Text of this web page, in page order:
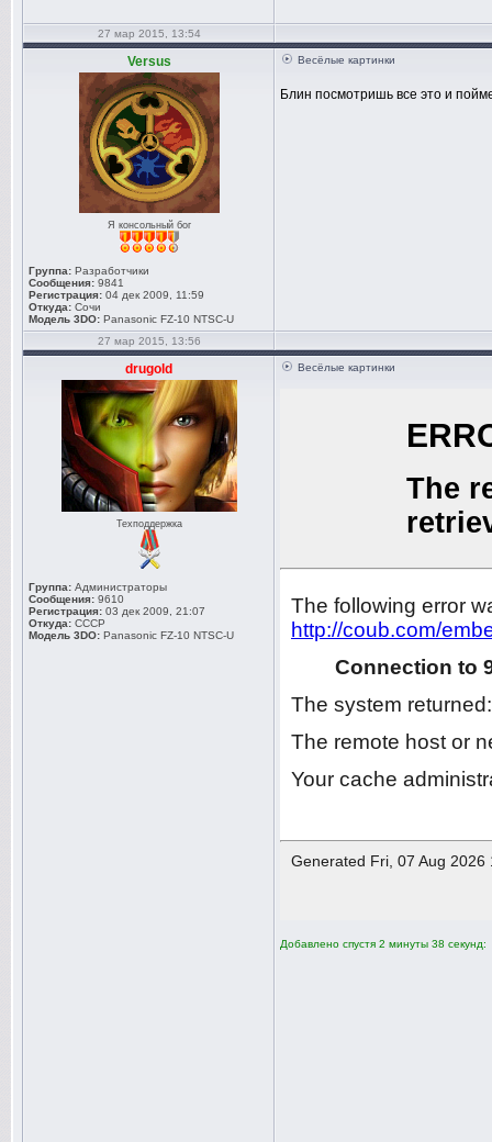
27 мар 2015, 13:54
Versus
Я консольный бог
Группа: Разработчики
Сообщения: 9841
Регистрация: 04 дек 2009, 11:59
Откуда: Сочи
Модель 3DO: Panasonic FZ-10 NTSC-U
Весёлые картинки
Блин посмотришь все это и
27 мар 2015, 13:56
drugold
Техподдержка
Группа: Администраторы
Сообщения: 9610
Регистрация: 03 дек 2009, 21:07
Откуда: СССР
Модель 3DO: Panasonic FZ-10 NTSC-U
Весёлые картинки
Добавлено спустя 2 минуты 38 секунд: